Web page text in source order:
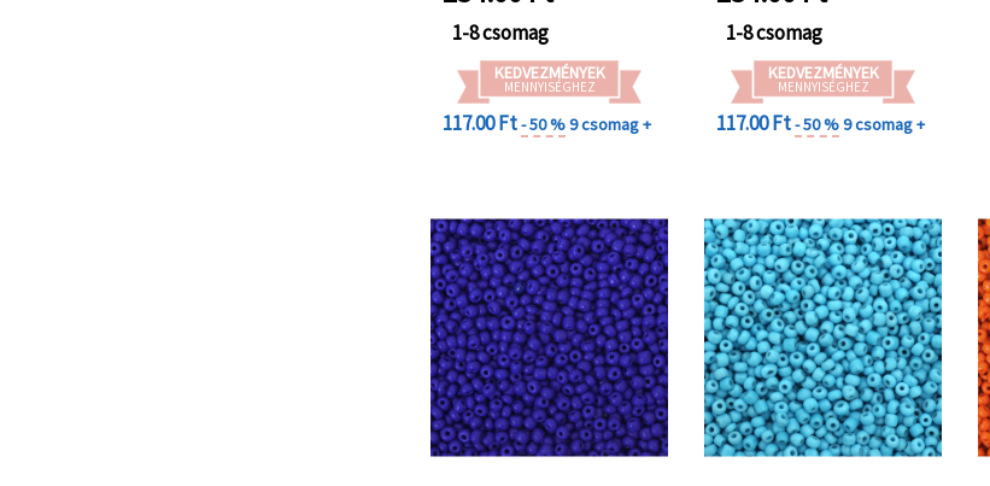
1-8 csomag
KEDVEZMÉNYEK
MENNYISÉGHEZ
117.00 Ft- 50 %9 csomag +
1-8 csomag
KEDVEZMÉNYEK
MENNYISÉGHEZ
117.00 Ft- 50 %9 csomag +